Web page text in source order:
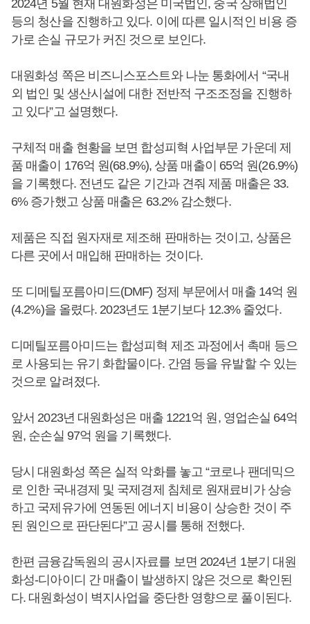
2024년 5월 현재 대원화성은 미국법인, 중국 상해법인
등의 청산을 진행하고 있다. 이에 따른 일시적인 비용 증
가로 손실 규모가 커진 것으로 보인다.
대원화성 쪽은 비즈니스포스트와 나눈 통화에서 “국내
외 법인 및 생산시설에 대한 전반적 구조조정을 진행하
고 있다”고 설명했다.
구체적 매출 현황을 보면 합성피혁 사업부문 가운데 제
품 매출이 176억 원(68.9%), 상품 매출이 65억 원(26.9%)
을 기록했다. 전년도 같은 기간과 견줘 제품 매출은 33.
6% 증가했고 상품 매출은 63.2% 감소했다.
제품은 직접 원자재로 제조해 판매하는 것이고, 상품은
다른 곳에서 매입해 판매하는 것이다.
또 디메틸포름아미드(DMF) 정제 부문에서 매출 14억 원
(4.2%)을 올렸다. 2023년도 1분기보다 12.3% 줄었다.
디메틸포름아미드는 합성피혁 제조 과정에서 촉매 등으
로 사용되는 유기 화합물이다. 간염 등을 유발할 수 있는
것으로 알려졌다.
앞서 2023년 대원화성은 매출 1221억 원, 영업손실 64억
원, 순손실 97억 원을 기록했다.
당시 대원화성 쪽은 실적 악화를 놓고 “코로나 팬데믹으
로 인한 국내경제 및 국제경제 침체로 원재료비가 상승
하고 국제유가에 연동된 에너지 비용이 상승한 것이 주
된 원인으로 판단된다”고 공시를 통해 전했다.
한편 금융감독원의 공시자료를 보면 2024년 1분기 대원
화성-디아이디 간 매출이 발생하지 않은 것으로 확인된
다. 대원화성이 벽지사업을 중단한 영향으로 풀이된다.